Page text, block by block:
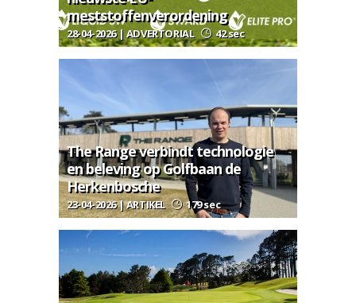
meststoffenverordening
28-04-2026 | ADVERTORIAL 42 sec
The Range verbindt technologie
en beleving op Golfbaan de
Herkenbosche
23-04-2026 | ARTIKEL 179 sec